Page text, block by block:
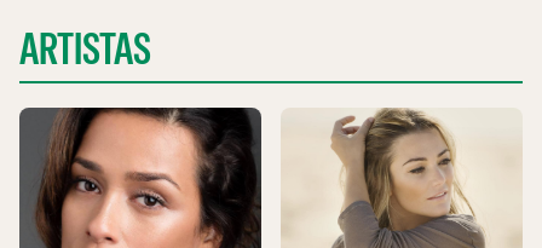
ARTISTAS